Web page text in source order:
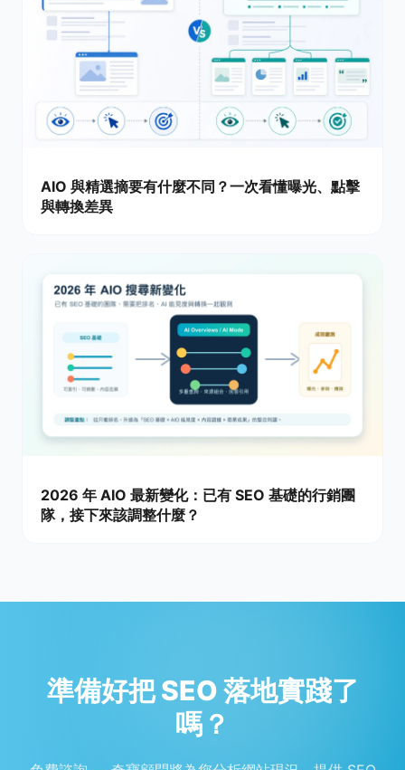
AIO 與精選摘要有什麼不同？一次看懂曝光、點擊
與轉換差異
2026 年 AIO 最新變化：已有 SEO 基礎的行銷團
隊，接下來該調整什麼？
準備好把 SEO 落地實踐了
嗎？